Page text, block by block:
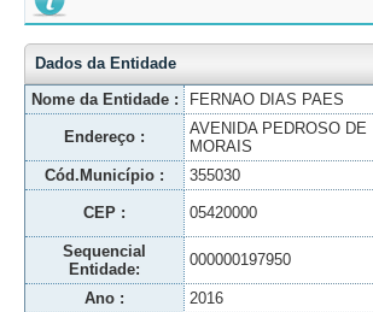
Dados da Entidade
Nome da Entidade :
FERNAO DIAS PAES
Endereço :
AVENIDA PEDROSO DE
MORAIS
Cód.Município : 355030
CEP : 05420000
Sequencial
Entidade:
000000197950
Ano : 2016